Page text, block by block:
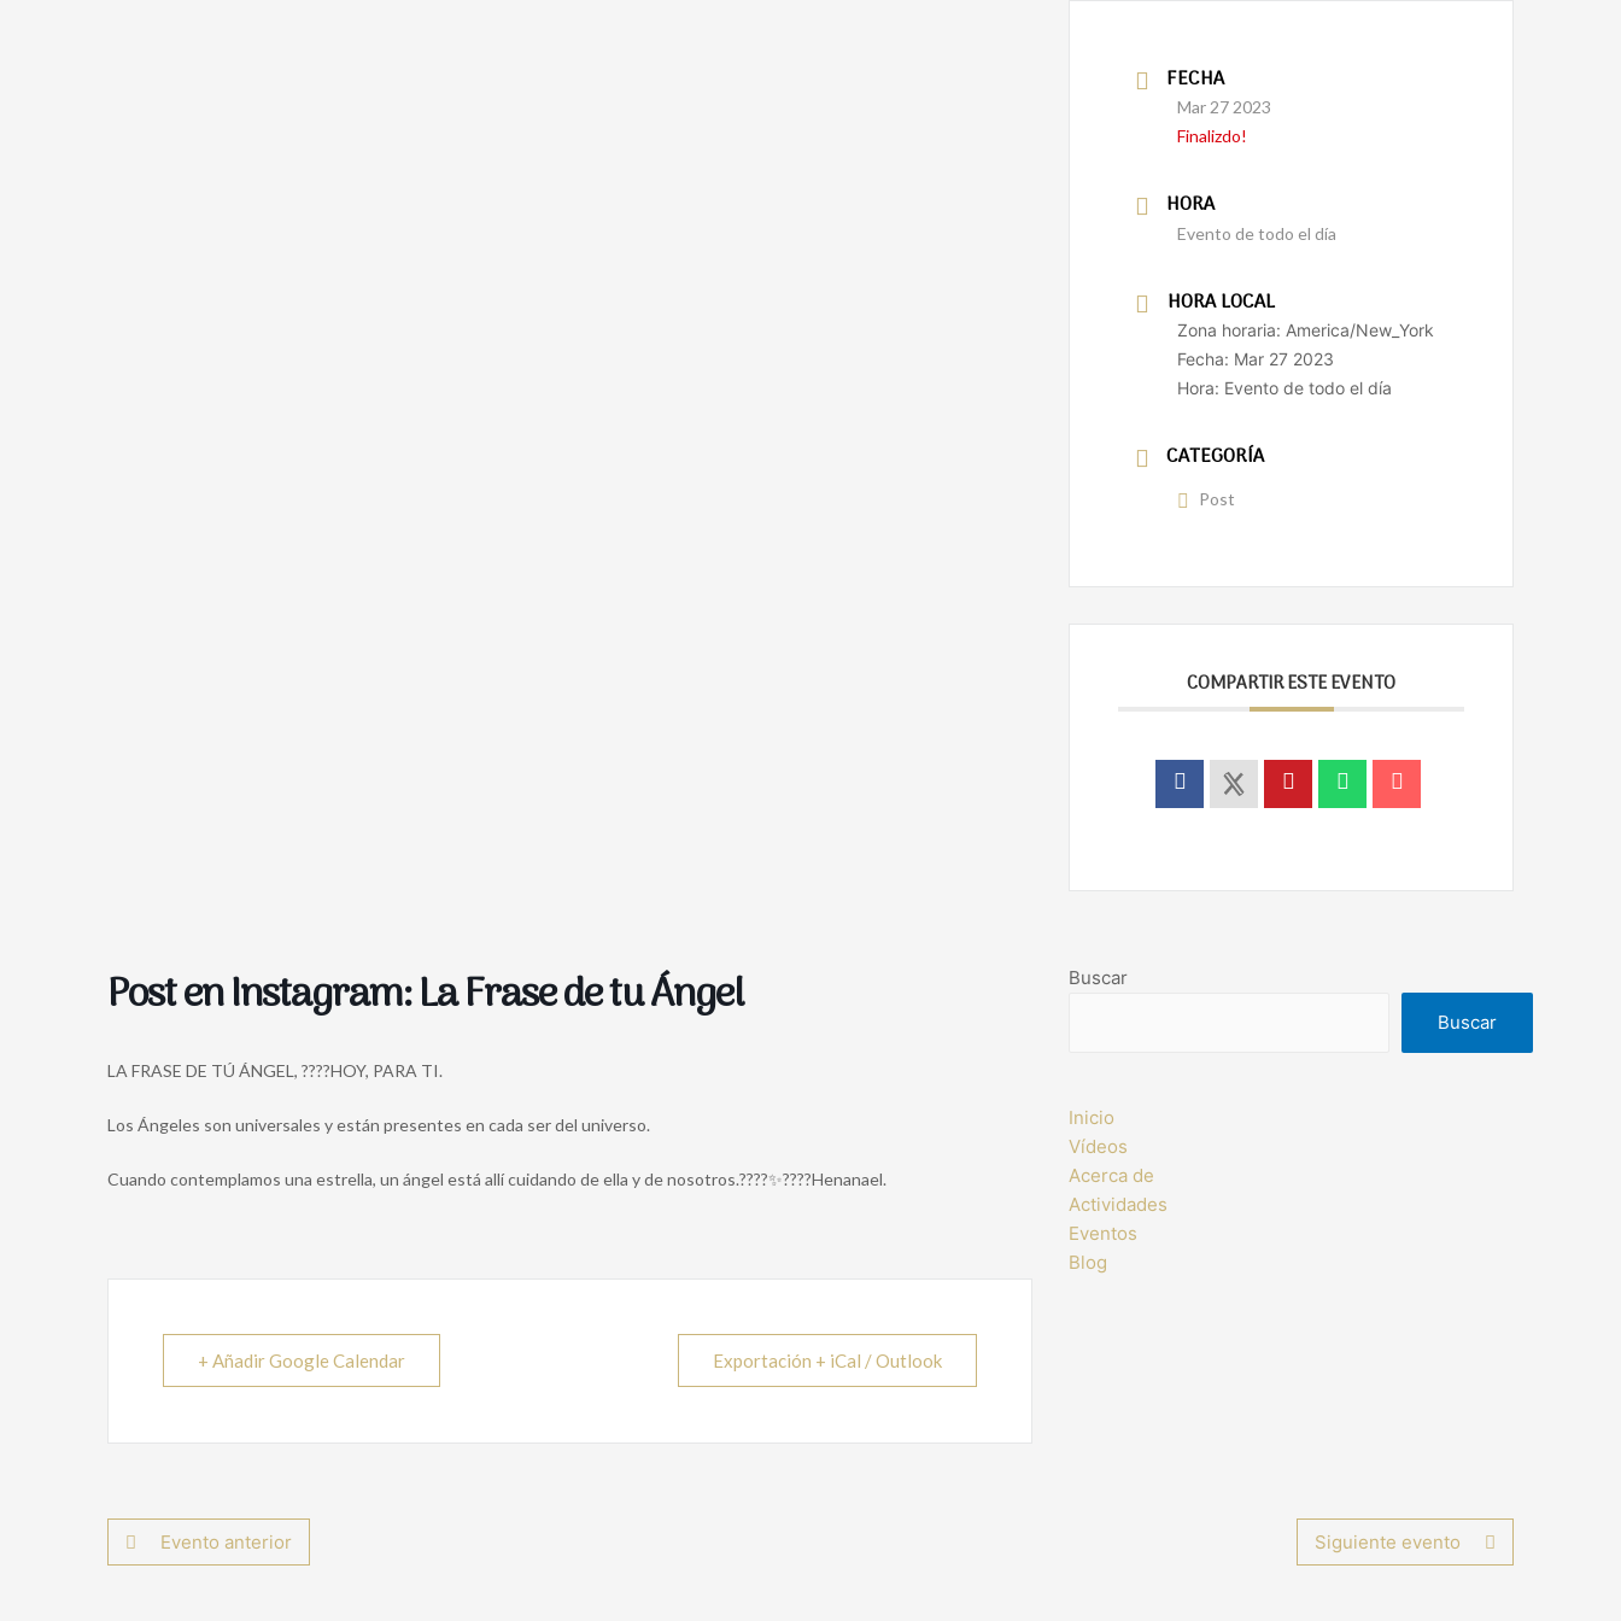
Post en Instagram: La Frase de tu Ángel
LA FRASE DE TÚ ÁNGEL, ????HOY, PARA TI.
Los Ángeles son universales y están presentes en cada ser del universo.
Cuando contemplamos una estrella, un ángel está allí cuidando de ella y de nosotros.????✨????Henanael.
+ Añadir Google Calendar Exportación + iCal / Outlook
FECHA
Mar 27 2023
Finalizdo!
HORA
Evento de todo el día
HORA LOCAL
Zona horaria: America/New_York
Fecha: Mar 27 2023
Hora: Evento de todo el día
CATEGORÍA
Post
COMPARTIR ESTE EVENTO
Buscar
Buscar
Inicio
Vídeos
Acerca de
Actividades
Eventos
Blog
Evento anterior Siguiente evento